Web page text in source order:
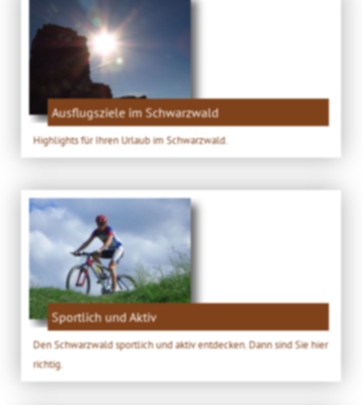
Ausflugsziele im Schwarzwald
Highlights für Ihren Urlaub im Schwarzwald.
Sportlich und Aktiv
Den Schwarzwald sportlich und aktiv entdecken. Dann sind Sie hier
richtig.